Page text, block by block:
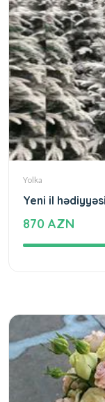
Yolka
Yeni il
870 AZN